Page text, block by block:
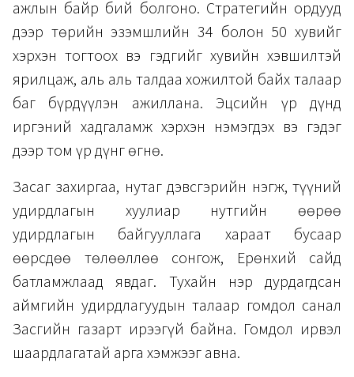
ажлын байр бий болгоно. Стратегийн ордууд
дээр төрийн эзэмшлийн 34 болон 50 хувийг
хэрхэн тогтоох вэ гэдгийг хувийн хэвшилтэй
ярилцаж, аль аль талдаа хожилтой байх талаар
баг бүрдүүлэн ажиллана. Эцсийн үр дүнд
иргэний хадгаламж хэрхэн нэмэгдэх вэ гэдэг
дээр том үр дүнг өгнө.
Засаг захиргаа, нутаг дэвсгэрийн нэгж, түүний
удирдлагын хуулиар нутгийн өөрөө
удирдлагын байгууллага хараат бусаар
өөрсдөө төлөөллөө сонгож, Ерөнхий сайд
батламжлаад явдаг. Тухайн нэр дурдагдсан
аймгийн удирдлагуудын талаар гомдол санал
Засгийн газарт ирээгүй байна. Гомдол ирвэл
шаардлагатай арга хэмжээг авна.